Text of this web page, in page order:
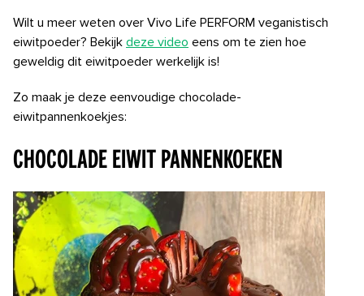
Wilt u meer weten over Vivo Life PERFORM veganistisch
eiwitpoeder? Bekijk deze video eens om te zien hoe
geweldig dit eiwitpoeder werkelijk is!
Zo maak je deze eenvoudige chocolade-
eiwitpannenkoekjes:
CHOCOLADE EIWIT PANNENKOEKEN